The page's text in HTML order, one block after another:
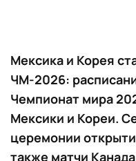
Мексика и Корея
ЧМ-2026:
Чемпионат мира
Мексики и Кореи.
церемонии
также матчи